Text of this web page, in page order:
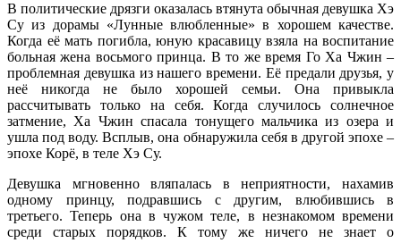
В политические дрязги оказалась втянута обычная девушка Хэ
Су из дорамы «Лунные влюбленные» в хорошем качестве.
Когда её мать погибла, юную красавицу взяла на воспитание
больная жена восьмого принца. В то же время Го Ха Чжин –
проблемная девушка из нашего времени. Её предали друзья, у
неё никогда не было хорошей семьи. Она привыкла
рассчитывать только на себя. Когда случилось солнечное
затмение, Ха Чжин спасала тонущего мальчика из озера и
ушла под воду. Всплыв, она обнаружила себя в другой эпохе –
эпохе Корё, в теле Хэ Су.
Девушка мгновенно вляпалась в неприятности, нахамив
одному принцу, подравшись с другим, влюбившись в
третьего. Теперь она в чужом теле, в незнакомом времени
среди старых порядков. К тому же ничего не знает о